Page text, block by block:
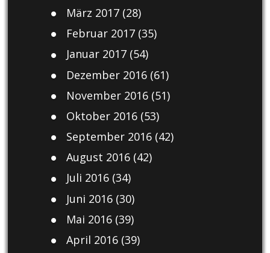
März 2017(28)
Februar 2017(35)
Januar 2017(54)
Dezember 2016(61)
November 2016(51)
Oktober 2016(53)
September 2016(42)
August 2016(42)
Juli 2016(34)
Juni 2016(30)
Mai 2016(39)
April 2016(39)